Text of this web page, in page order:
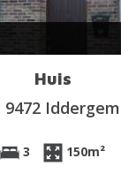
Huis
9472 Iddergem
3 150m²